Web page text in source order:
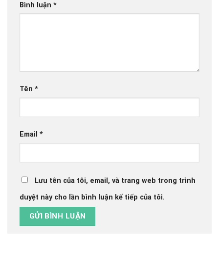
Bình luận *
Tên *
Email *
Lưu tên của tôi, email, và trang web trong trình
duyệt này cho lần bình luận kế tiếp của tôi.